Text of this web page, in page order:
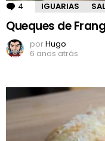
4 Comentários
IGUARIAS
Queques de
porHugo
6 anos atrás